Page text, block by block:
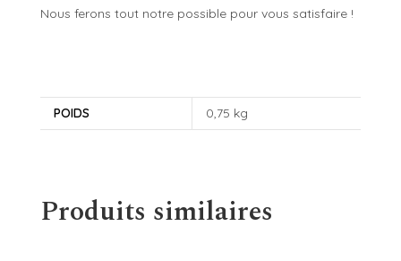
Nous ferons tout notre possible pour vous satisfaire !
POIDS 0,75 kg
Produits similaires